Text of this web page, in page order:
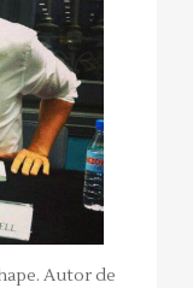
Autor de